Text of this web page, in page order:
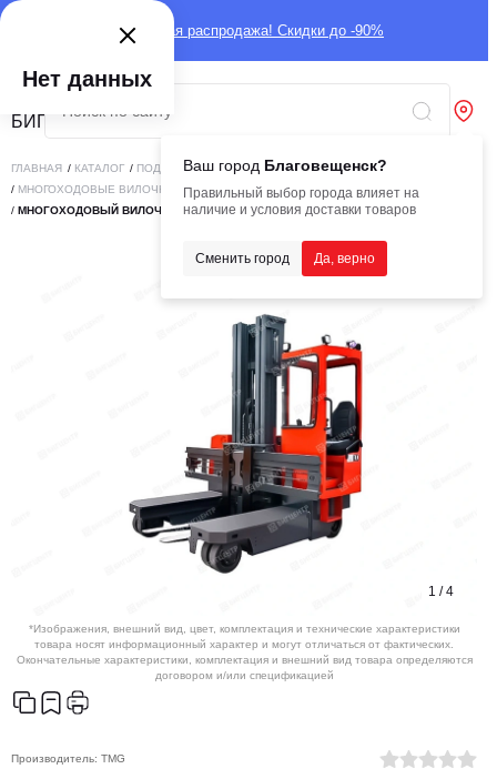
Глобальная распродажа! Скидки до -90%
Ваш город Благовещенск?
Правильный выбор города влияет на
наличие и условия доставки товаров
Сменить город Да, верно
ГЛАВНАЯ / КАТАЛОГ / ПОДЪЕМНАЯ ТЕХНИКА /ВИЛОЧНЫЕ ПОГРУЗЧИКИ
/ МНОГОХОДОВЫЕ ВИЛОЧНЫЕ ПОГРУЗЧИКИ
/ МНОГОХОДОВЫЙ ВИЛОЧНЫЙ ПОГРУЗЧИК TMG M45-45
1 /4
*Изображения, внешний вид, цвет, комплектация и технические характеристики
товара носят информационный характер и могут отличаться от фактических.
Окончательные характеристики, комплектация и внешний вид товара определяются
договором и/или спецификацией
Производитель: TMG
Нет данных